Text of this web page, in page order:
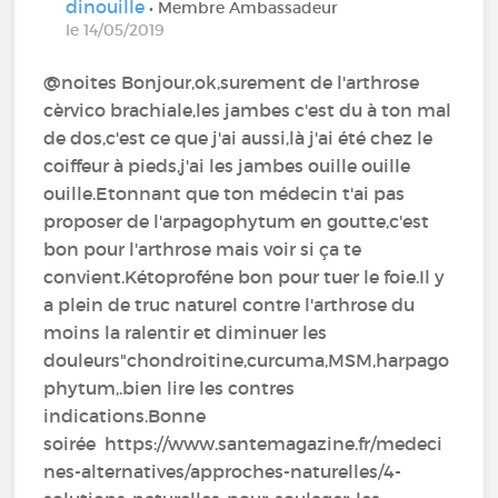
dinouille• Membre Ambassadeur
le 14/05/2019
@noites‍ Bonjour,ok,surement de l'arthrose
cèrvico brachiale,les jambes c'est du à ton mal
de dos,c'est ce que j'ai aussi,là j'ai été chez le
coiffeur à pieds,j'ai les jambes ouille ouille
ouille.Etonnant que ton médecin t'ai pas
proposer de l'arpagophytum en goutte,c'est
bon pour l'arthrose mais voir si ça te
convient.Kétoproféne bon pour tuer le foie.Il y
a plein de truc naturel contre l'arthrose du
moins la ralentir et diminuer les
douleurs"chondroitine,curcuma,MSM,harpago
phytum,.bien lire les contres
indications.Bonne
soirée https://www.santemagazine.fr/medeci
nes-alternatives/approches-naturelles/4-